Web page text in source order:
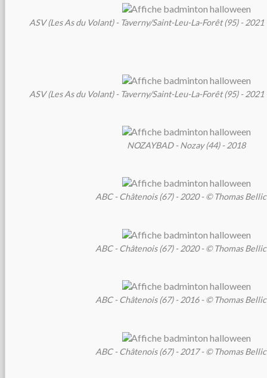
ASV (Les As du Volant) - Taverny/Saint-Leu-La-Forêt (95) -
ASV (Les As du Volant) - Taverny/Saint-Leu-La-Forêt (95) -
NOZAYBAD - Nozay (44) - 2018
ABC - Châtenois (67) - 2020 - © Thomas
ABC - Châtenois (67) - 2020 - © Thomas
ABC - Châtenois (67) - 2016 - © Thomas
ABC - Châtenois (67) - 2017 - © Thomas